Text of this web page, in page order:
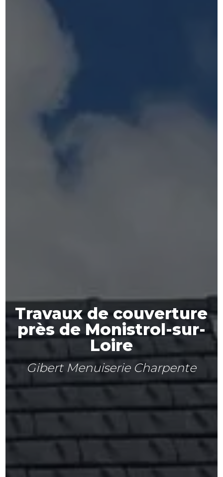
Travaux de couverture
près de Monistrol-sur-
Loire
Gibert Menuiserie Charpente